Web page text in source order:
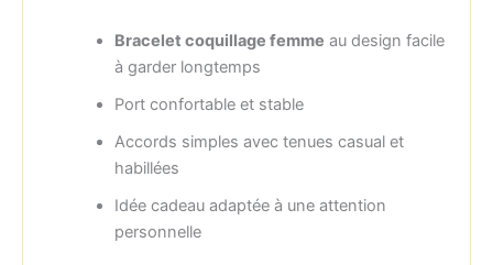
Bracelet coquillage femme au design facile
à garder longtemps
Port confortable et stable
Accords simples avec tenues casual et
habillées
Idée cadeau adaptée à une attention
personnelle